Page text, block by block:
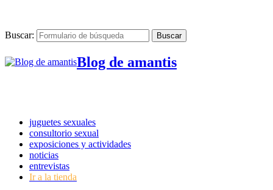
Buscar:
Blog de amantis
juguetes sexuales
consultorio sexual
exposiciones y actividades
noticias
entrevistas
Ir a la tienda